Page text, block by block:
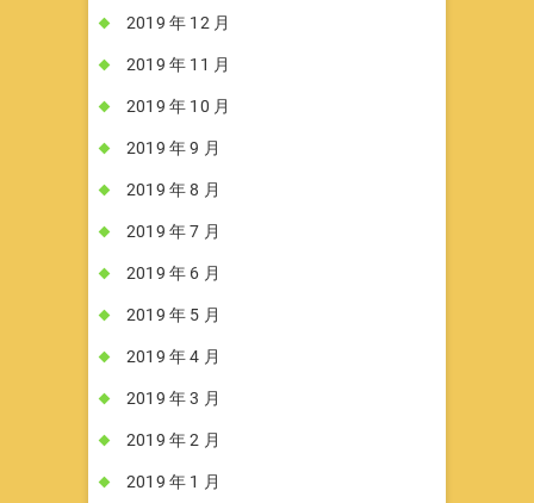
2019 年 12 月
2019 年 11 月
2019 年 10 月
2019 年 9 月
2019 年 8 月
2019 年 7 月
2019 年 6 月
2019 年 5 月
2019 年 4 月
2019 年 3 月
2019 年 2 月
2019 年 1 月